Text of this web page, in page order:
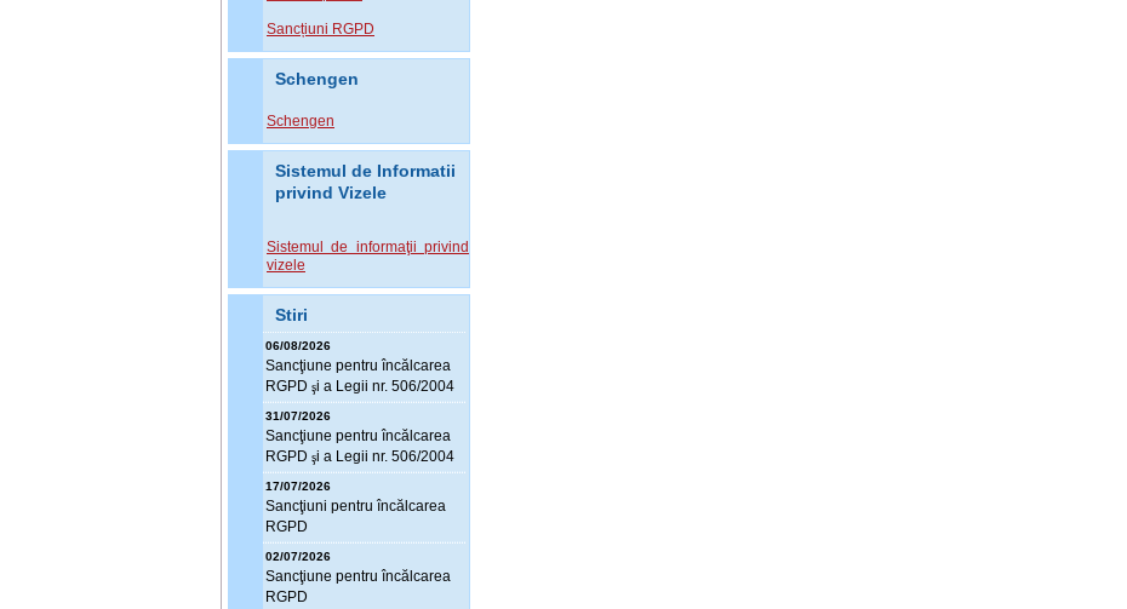
Sancțiuni RGPD
Schengen
Schengen
Sistemul de Informatii
privind Vizele
Sistemul de informaţii privind
vizele
Stiri
06/08/2026
Sancţiune pentru încălcarea
RGPD şi a Legii nr. 506/2004
31/07/2026
Sancţiune pentru încălcarea
RGPD şi a Legii nr. 506/2004
17/07/2026
Sancţiuni pentru încălcarea
RGPD
02/07/2026
Sancţiune pentru încălcarea
RGPD